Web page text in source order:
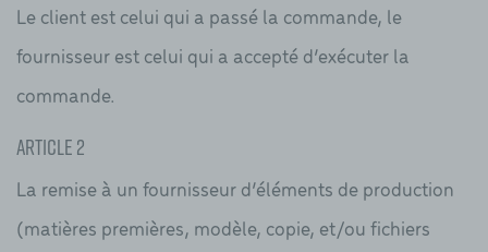
Le client est celui qui a passé la commande, le
fournisseur est celui qui a accepté d’exécuter la
commande.
Article 2
La remise à un fournisseur d’éléments de production
(matières premières, modèle, copie, et/ou fichiers